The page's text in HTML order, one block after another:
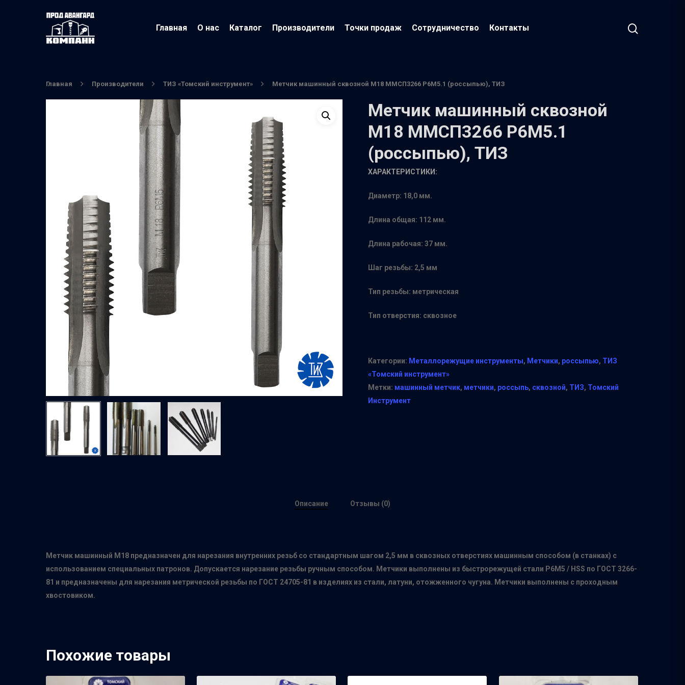
Нажмите Enter для поиска или ESC чтобы выйти
Главная О нас Каталог Производители Точки продаж Сотрудничество Контакты
Главная Производители ТИЗ «Томский инструмент» Метчик машинный сквозной М18 ММСП3266 Р6М5.1 (россыпью), ТИЗ
Метчик машинный сквозной
М18 ММСП3266 Р6М5.1
(россыпью), ТИЗ
ХАРАКТЕРИСТИКИ:
Диаметр: 18,0 мм.
Длина общая: 112 мм.
Длина рабочая: 37 мм.
Шаг резьбы: 2,5 мм
Тип резьбы: метрическая
Тип отверстия: сквозное
Категории: Металлорежущие инструменты, Метчики, россыпью, ТИЗ
«Томский инструмент»
Метки: машинный метчик, метчики, россыпь, сквозной, ТИЗ, Томский
Инструмент
Описание Отзывы (0)
Метчик машинный М18 предназначен для нарезания внутренних резьб со стандартным шагом 2,5 мм в сквозных отверстиях машинным способом (в станках) с
использованием специальных патронов. Допускается нарезание резьбы ручным способом. Метчики выполнены из быстрорежущей стали Р6М5 / HSS по ГОСТ 3266-
81 и предназначены для нарезания метрической резьбы по ГОСТ 24705-81 в изделиях из стали, латуни, отожженного чугуна. Метчики выполнены с проходным
хвостовиком.
Похожие товары